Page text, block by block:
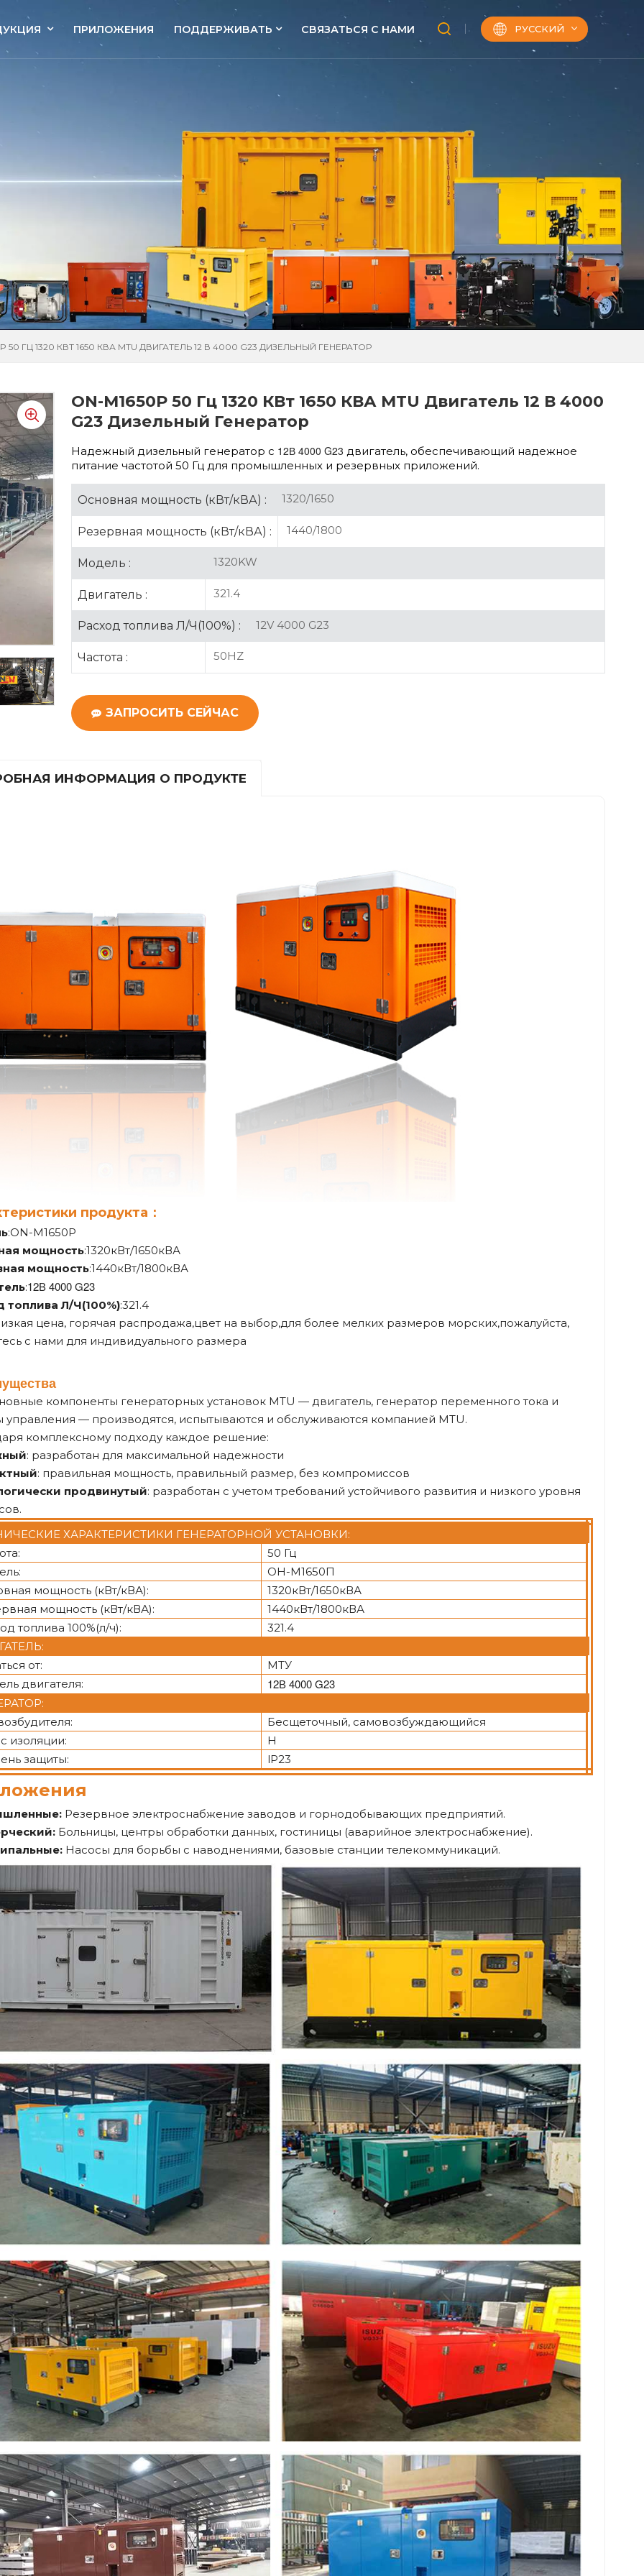
ПРИЛОЖЕНИЯ ПОДДЕРЖИВАТЬ СВЯЗАТЬСЯ С НАМИ РУССКИЙ
50 ГЦ 1320 КВТ 1650 КВА MTU ДВИГАТЕЛЬ 12 В 4000 G23 ДИЗЕЛЬНЫЙ ГЕНЕРАТОР
ON-M1650P 50 Гц 1320 КВт 1650 КВА MTU Двигатель 12 В 4000
G23 Дизельный Генератор
Надежный дизельный генератор с 12В 4000 G23 двигатель, обеспечивающий надежное
питание частотой 50 Гц для промышленных и резервных приложений.
Основная мощность (кВт/кВА) : 1320/1650
Резервная мощность (кВт/кВА) : 1440/1800
Модель : 1320KW
Двигатель : 321.4
Расход топлива Л/Ч(100%) : 12V 4000 G23
Частота : 50HZ
ЗАПРОСИТЬ СЕЙЧАС
ИНФОРМАЦИЯ О ПРОДУКТЕ
продукта：
:ON-M1650P
мощность:1320кВт/1650кВА
мощность:1440кВт/1800кВА
:12В 4000 G23
топлива Л/Ч(100%):321.4
цена, горячая распродажа,цвет на выбор,для более мелких размеров морских,пожалуйста,
с нами для индивидуального размера
компоненты генераторных установок MTU — двигатель, генератор переменного тока и
управления — производятся, испытываются и обслуживаются компанией MTU.
комплексному подходу каждое решение:
: разработан для максимальной надежности
: правильная мощность, правильный размер, без компромиссов
продвинутый: разработан с учетом требований устойчивого развития и низкого уровня
ХАРАКТЕРИСТИКИ ГЕНЕРАТОРНОЙ УСТАНОВКИ:
50 Гц
ОН-М1650П
мощность (кВт/кВА):
1320кВт/1650кВА
мощность (кВт/кВА):
1440кВт/1800кВА
топлива 100%(л/ч):
321.4
от:
МТУ
двигателя:
12В 4000 G23
Бесщеточный, самовозбуждающийся
изоляции:
H
защиты:
lP23
Резервное электроснабжение заводов и горнодобывающих предприятий.
Больницы, центры обработки данных, гостиницы (аварийное электроснабжение).
Насосы для борьбы с наводнениями, базовые станции телекоммуникаций.